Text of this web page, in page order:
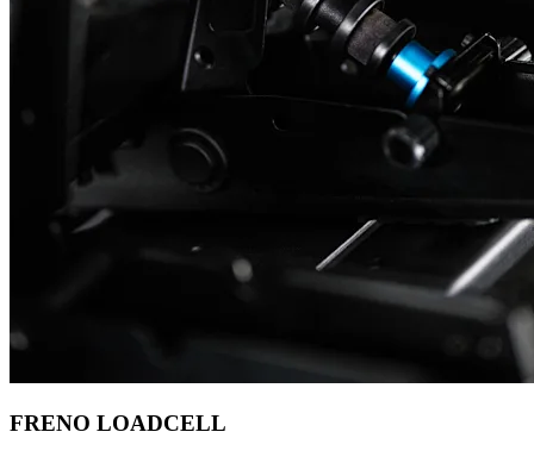
FRENO LOADCELL